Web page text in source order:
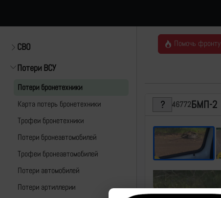
СВО
Потери ВСУ
Потери бронетехники
Карта потерь бронетехники
Трофеи бронетехники
Потери бронеавтомобилей
Трофеи бронеавтомобилей
Потери автомобилей
Потери артиллерии
Помочь фронту
46772БМП-2